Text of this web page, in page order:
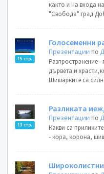
както и на входа
"Свобода" град
15 стр.
Голосеменни
Презентации по
Разпространение -
дървета и
Шишарките са
13 стр.
Разликата
Презентации по
Какви са
- кора, корона,